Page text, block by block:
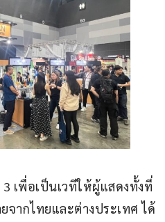
เพื่อเป็นเวทีให้ผู้แสดงทั้งที่
ากไทยและต่างประเทศ ได้